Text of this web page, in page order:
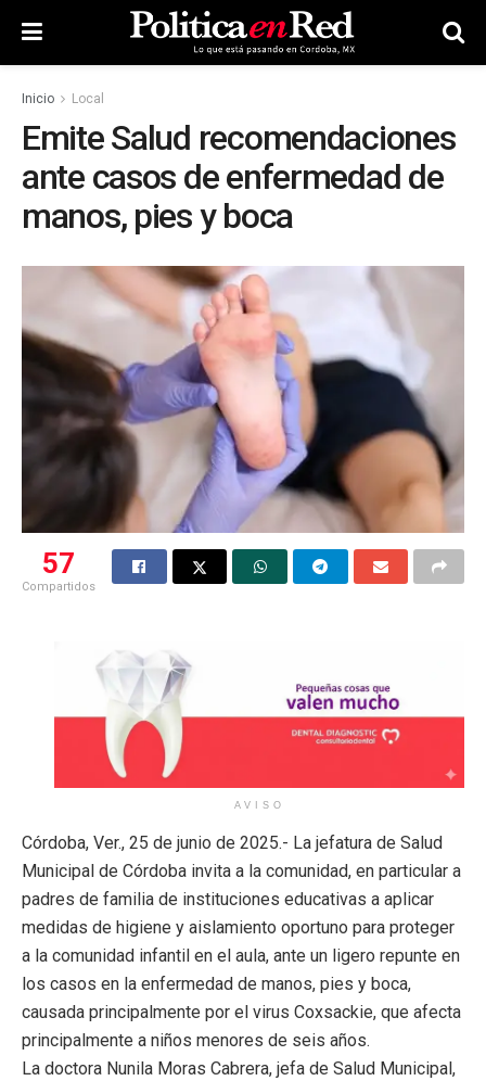
Inicio Local
Emite Salud recomendaciones
ante casos de enfermedad de
manos, pies y boca
57
Compartidos
AVISO
Córdoba, Ver., 25 de junio de 2025.- La jefatura de Salud
Municipal de Córdoba invita a la comunidad, en particular a
padres de familia de instituciones educativas a aplicar
medidas de higiene y aislamiento oportuno para proteger
a la comunidad infantil en el aula, ante un ligero repunte en
los casos en la enfermedad de manos, pies y boca,
causada principalmente por el virus Coxsackie, que afecta
principalmente a niños menores de seis años.
La doctora Nunila Moras Cabrera, jefa de Salud Municipal,